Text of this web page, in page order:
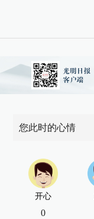
您此时的心情
开心
0